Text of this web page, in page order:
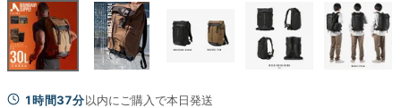
1時間37分以内にご購入で本日発送